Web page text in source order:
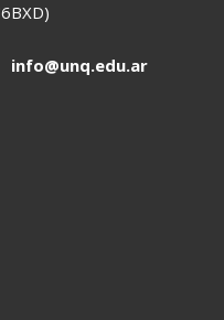
info@unq.edu.ar